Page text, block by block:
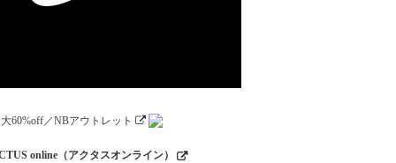
online（アクタスオンライン）